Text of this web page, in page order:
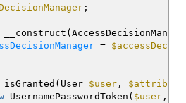
;
__construct (
=
isGranted ( User $user , $attribute
UsernamePasswordToken ( $user ,